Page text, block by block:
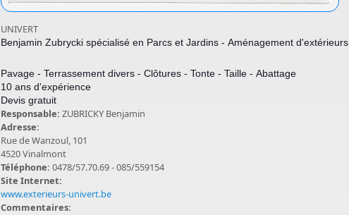
UNIVERT
Benjamin Zubrycki spécialisé en Parcs et Jardins - Aménagement d'extérieurs.
Pavage - Terrassement divers - Clôtures - Tonte - Taille - Abattage
10 ans d'expérience
Devis gratuit
Responsable:ZUBRICKY Benjamin
Adresse:
Rue de Wanzoul, 101
4520 Vinalmont
Téléphone:0478/57.70.69 - 085/559154
Site Internet:
www.exterieurs-univert.be
Commentaires: